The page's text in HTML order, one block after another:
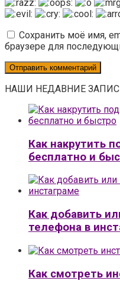
Сохранить моё имя,
браузере для
НАШИ НЕДАВНИЕ
Как накрутить
бесплатно и
Как добавить
телефона в
Как смотреть